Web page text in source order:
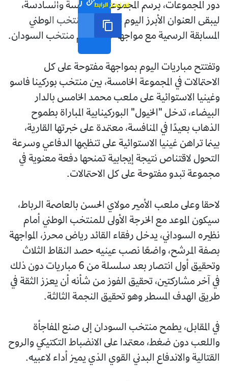
تم نسخ الرابط
دور المجموعات، برسم المجموعتين الخامسة والسادسة،
ليبقى العنوان الأبرز اليوم هو دخول المنتخب الوطني
المسابقة الرسمية مع مواجهة قوية أمام منتخب السودان.
وتفتتح مباريات اليوم بمواجهة مفتوحة على كل
الاحتمالات في المجموعة الخامسة، بين منتخب بوركينا فاسو
وغينيا الاستوائية على ملعب محمد الخامس بالدار
البيضاء، تدخل "الخيول" البوركينابية المباراة بطموح
الذهاب بعيدًا في المنافسة، معتمدة على خبرتها القارية،
بينما تراهن غينيا الاستوائية على تنظيمها الدفاعي وسرعة
التحول لاقتناص نتيجة إيجابية تمنحها دفعة معنوية في
مجموعة تبدو مفتوحة على كل الاحتمالات.
لاحقا وعلى ملعب الأمير مولاي الحسن بالعاصمة الرباط،
سيكون الموعد مع الخرجة الأولى للمنتخب الوطني أمام
نظيره السوداني، يدخل رفقاء القائد رياض محرز، المواجهة
بصفة المرشح، واضعًا نصب عينيه حصد النقاط الثلاث
وتحقيق أول انتصار بعد سلسلة من 6 مباريات دون ذلك
في آخر مشاركتين، تحقيق الفوز من شأنه أن يعزز الثقة في
طريق الهدف المسطر وهو تحقيق النجمة الثالثة.
في المقابل، يطمح منتخب السودان إلى صنع المفاجأة
واللعب دون ضغط، معتمدا على الانضباط التكتيكي والروح
القتالية والاندفاع البدني القوي الذي يميز أداء لاعبيه.